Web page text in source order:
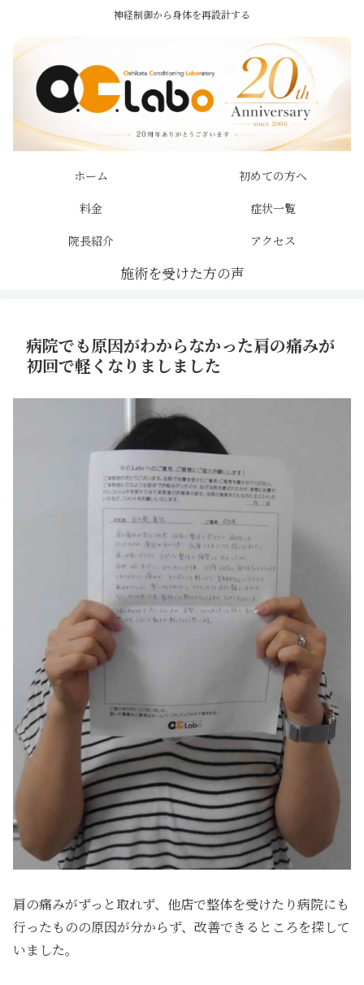
神経制御から身体を再設計する
ホーム
初めての方へ
料金
症状一覧
院長紹介
アクセス
病院でも原因がわからなかった肩の痛みが
初回で軽くなりましました
肩の痛みがずっと取れず、他店で整体を受けたり病院にも
行ったものの原因が分からず、改善できるところを探して
いました。